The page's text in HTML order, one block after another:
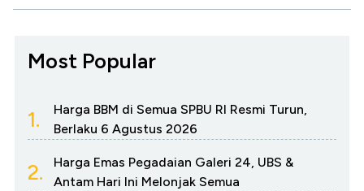
Most Popular
1.
Harga BBM di Semua SPBU RI Resmi Turun,
Berlaku 6 Agustus 2026
2.
Harga Emas Pegadaian Galeri 24, UBS &
Antam Hari Ini Melonjak Semua